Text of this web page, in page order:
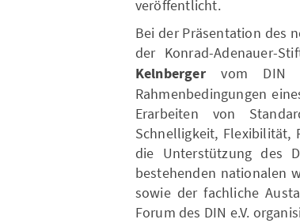
veröffentlicht.
Bei der Präsentation des
der Konrad-Adenauer-
Kelnbergervom DIN
Rahmenbedingungen
Erarbeiten von
Schnelligkeit, Flexibilität,
die Unterstützung des
bestehenden nationalen
sowie der fachliche
Forum des DIN e.V.